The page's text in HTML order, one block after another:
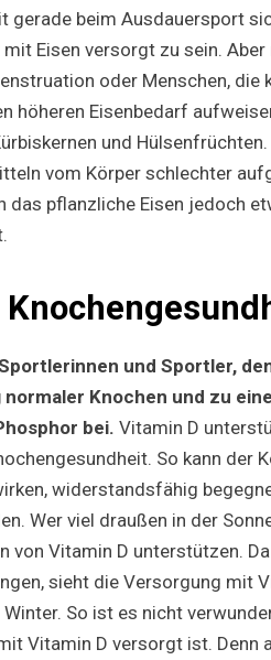
beim Ausdauersport
Eisen versorgt zu sein.
oder Menschen, die
höheren Eisenbedarf
und
vom Körper schlechter
das pflanzliche Eisen jedoch
und Sportler,
Knochen und zu
bei. Vitamin D
So kann der
widerstandsfähig
Wer viel draußen in der
von Vitamin D unterstützen.
sieht die Versorgung mit
So ist es nicht
Vitamin D versorgt ist. Denn